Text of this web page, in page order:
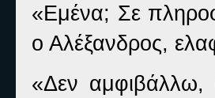
«Εμένα; Σε
ο Αλέξανδρος,
«Δεν αμφιβάλλω,